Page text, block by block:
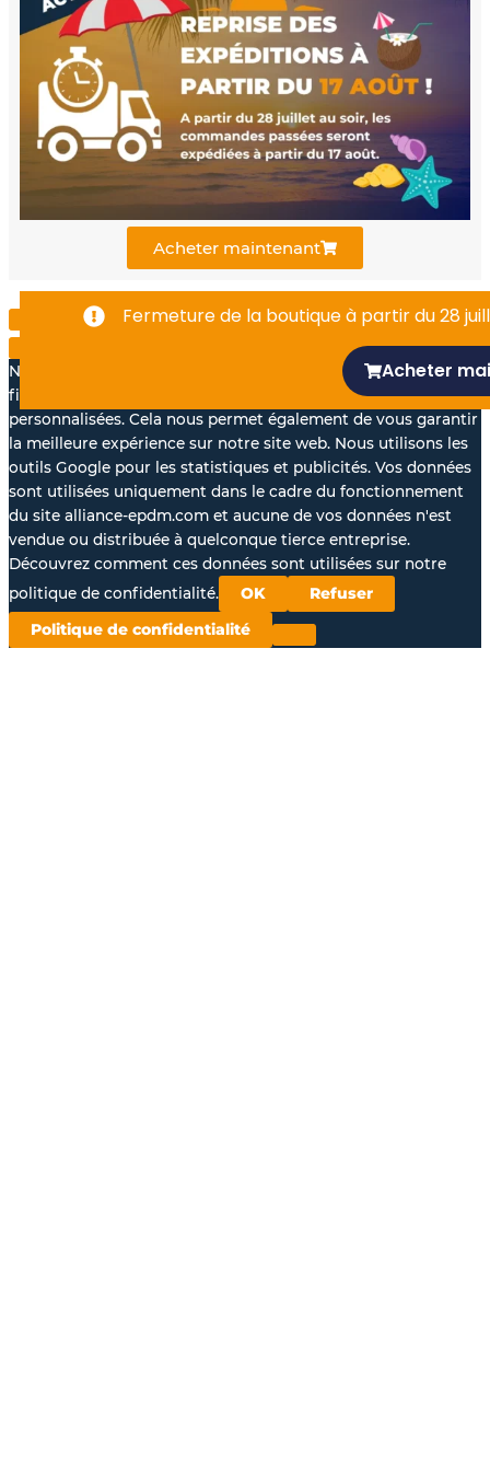
e
b
o
o
k
-
t
u
b
e
k
e
d
i
n
Acheter maintenant
Fermeture de la boutique à partir du 28
Acheter
Nous aimerions avec votre accord, utiliser vos données à des
fins statistiques et pour vous proposer des annonces
personnalisées. Cela nous permet également de vous garantir
la meilleure expérience sur notre site web. Nous utilisons les
outils Google pour les statistiques et publicités. Vos données
sont utilisées uniquement dans le cadre du fonctionnement
du site alliance-epdm.com et aucune de vos données n'est
vendue ou distribuée à quelconque tierce entreprise.
Découvrez comment ces données sont utilisées sur notre
politique de confidentialité.
OK Refuser
Politique de confidentialité